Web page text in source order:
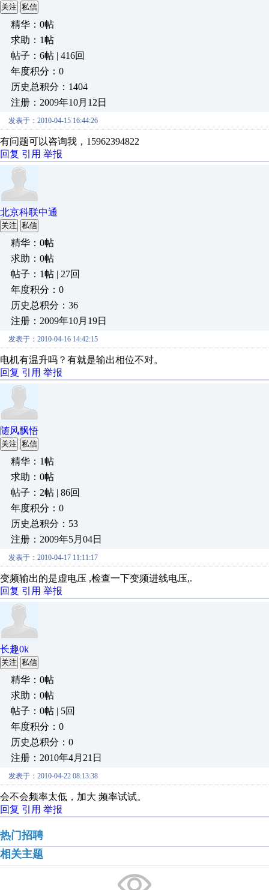
关注 私信
精华：0帖
求助：1帖
帖子：6帖 | 416回
年度积分：0
历史总积分：1404
注册：2009年10月12日
发表于：2010-04-15 16:44:26
有问题可以咨询我，15962394822
回复 引用 举报
北京科联中通
关注 私信
精华：0帖
求助：0帖
帖子：1帖 | 27回
年度积分：0
历史总积分：36
注册：2009年10月19日
发表于：2010-04-16 14:42:15
电机有温升吗？有就是输出相位不对。
回复 引用 举报
随风飘悟
关注 私信
精华：1帖
求助：0帖
帖子：2帖 | 86回
年度积分：0
历史总积分：53
注册：2009年5月04日
发表于：2010-04-17 11:11:17
变频输出的是虚电压 ,检查一下变频进线电压,.
回复 引用 举报
长趣0k
关注 私信
精华：0帖
求助：0帖
帖子：0帖 | 5回
年度积分：0
历史总积分：0
注册：2010年4月21日
发表于：2010-04-22 08:13:38
会不会频率太低，加大 频率试试。
回复 引用 举报
热门招聘
相关主题